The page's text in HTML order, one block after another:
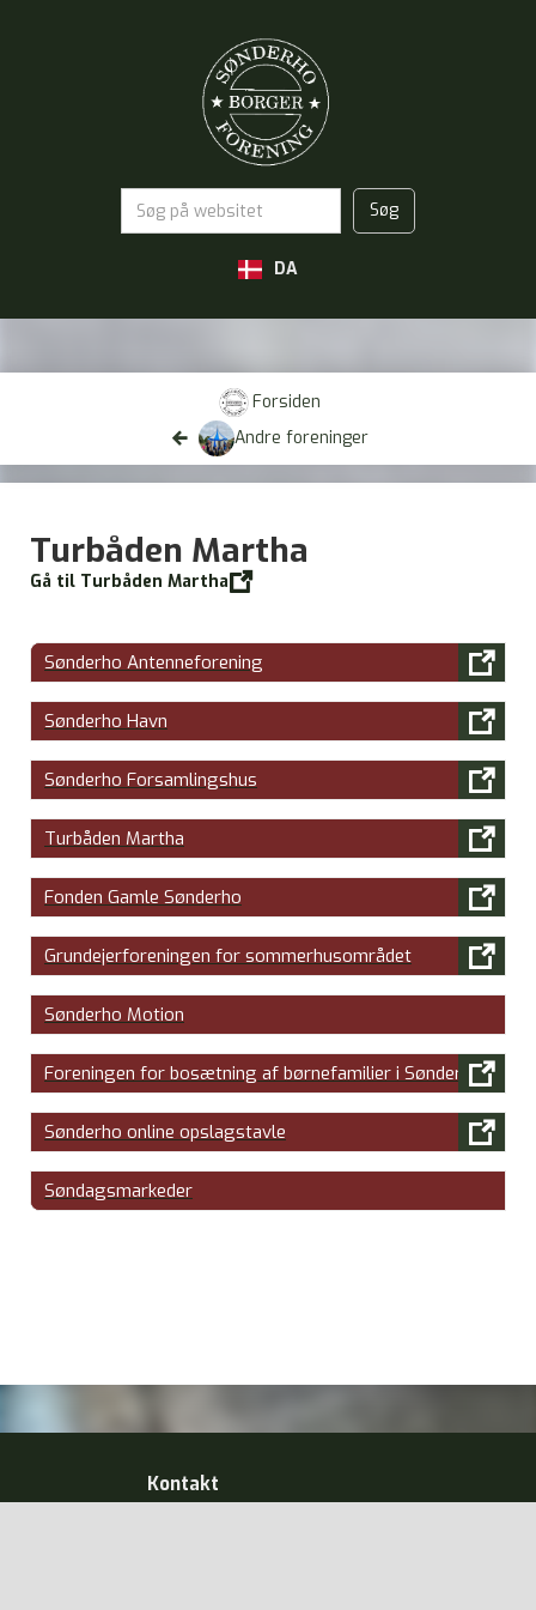
DA
Forsiden
 Andre foreninger
Sønderho Antenneforening 
Sønderho Havn 
Sønderho Forsamlingshus 
Turbåden Martha 
Fonden Gamle Sønderho 
Grundejerforeningen for sommerhusområdet 
Sønderho Motion
Foreningen for bosætning af børnefamilier i Sønderho
Sønderho online opslagstavle 
Søndagsmarkeder
Turbåden Martha
Gå til Turbåden Martha
Kontakt
Sønderho